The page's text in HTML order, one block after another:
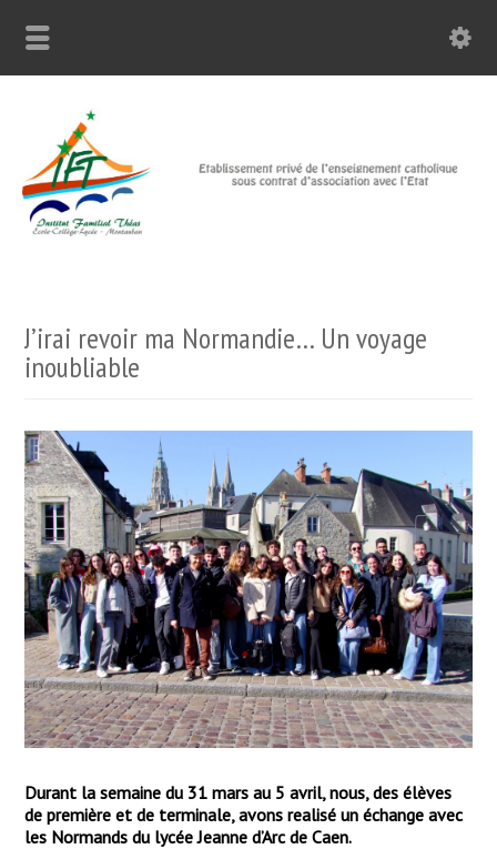
J’irai revoir ma Normandie… Un voyage
inoubliable
Durant la semaine du 31 mars au 5 avril, nous, des élèves
de première et de terminale, avons realisé un échange avec
les Normands du lycée Jeanne d’Arc de Caen.